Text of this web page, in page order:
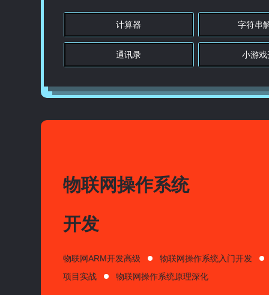
计算器 字符串
通讯录 小游戏
物联网操作系统
开发
物联网ARM开发高级
物联网操作系统入门开发
项目实战
物联网操作系统原理深化